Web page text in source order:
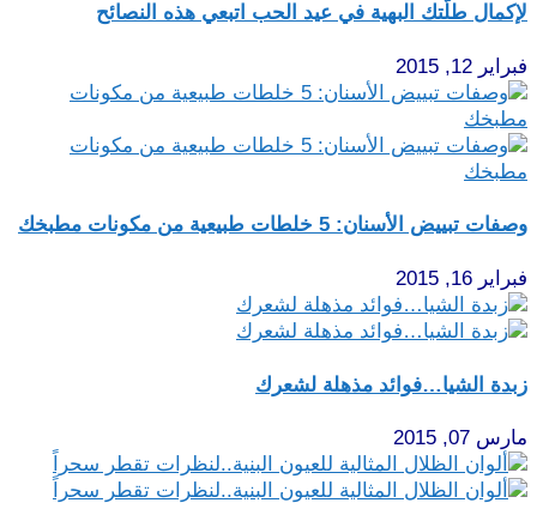
لإكمال طلّتك البهية في عيد الحب اتبعي هذه النصائح
فبراير 12, 2015
وصفات تبييض الأسنان: 5 خلطات طبيعية من مكونات مطبخك
فبراير 16, 2015
زبدة الشيا…فوائد مذهلة لشعرك
مارس 07, 2015